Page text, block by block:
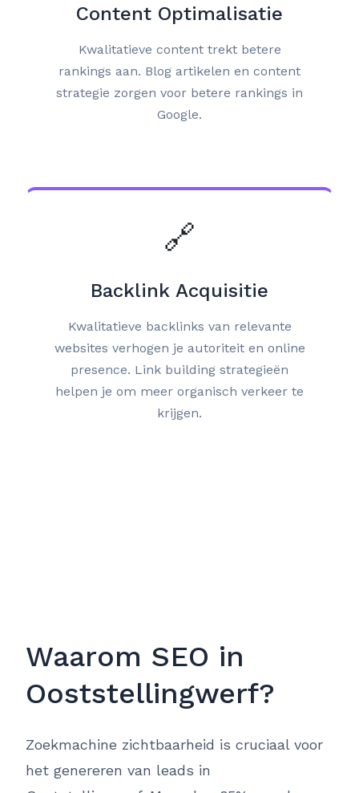
Content Optimalisatie
Kwalitatieve content trekt betere
rankings aan. Blog artikelen en content
strategie zorgen voor betere rankings in
Google.
🔗
Backlink Acquisitie
Kwalitatieve backlinks van relevante
websites verhogen je autoriteit en online
presence. Link building strategieën
helpen je om meer organisch verkeer te
krijgen.
Waarom SEO in
Ooststellingwerf?
Zoekmachine zichtbaarheid is cruciaal voor
het genereren van leads in